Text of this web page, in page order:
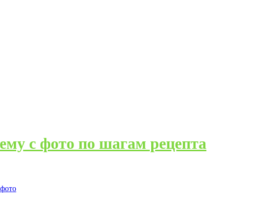
с фото по шагам рецепта